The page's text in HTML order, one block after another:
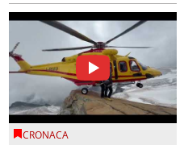
CRONACA